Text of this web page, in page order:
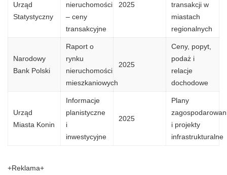
Urząd
Statystyczny
nieruchomości
– ceny
transakcyjne
2025
transakcji w
miastach
regionalnych
Narodowy
Bank Polski
Raport o
rynku
nieruchomości
mieszkaniowych
2025
Ceny, popyt,
podaż i
relacje
dochodowe
Urząd
Miasta Konin
Informacje
planistyczne
i
inwestycyjne
2025
Plany
i projekty
infrastrukturalne
+Reklama+